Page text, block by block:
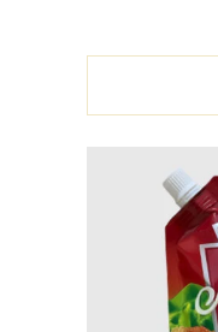
الحالي
هو:
58 EGP.